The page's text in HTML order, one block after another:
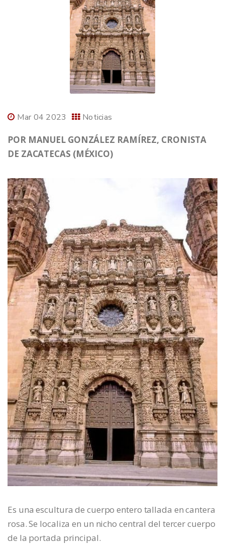
Mar 04 2023 Noticias
POR MANUEL GONZÁLEZ RAMÍREZ, CRONISTA
DE ZACATECAS (MÉXICO)
Es una escultura de cuerpo entero tallada en cantera
rosa. Se localiza en un nicho central del tercer cuerpo
de la portada principal.